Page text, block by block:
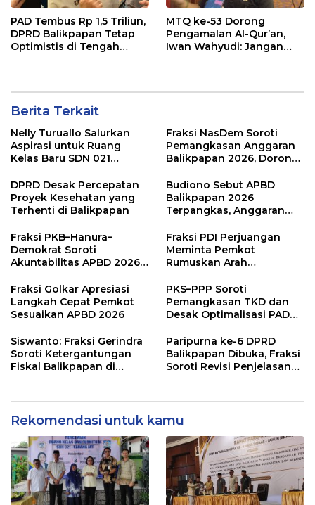
PAD Tembus Rp 1,5 Triliun,
DPRD Balikpapan Tetap
Optimistis di Tengah
MTQ ke-53 Dorong
Pengamalan Al-Qur’an,
Iwan Wahyudi: Jangan
Berita Terkait
Nelly Turuallo Salurkan
Aspirasi untuk Ruang
Kelas Baru SDN 021
Fraksi NasDem Soroti
Pemangkasan Anggaran
Balikpapan 2026, Dorong
Publik
DPRD Desak Percepatan
Proyek Kesehatan yang
Terhenti di Balikpapan
Budiono Sebut APBD
Balikpapan 2026
Terpangkas, Anggaran
Fraksi PKB–Hanura–
Demokrat Soroti
Akuntabilitas APBD 2026
Pengawasan Belanja
Modal
Fraksi PDI Perjuangan
Meminta Pemkot
Rumuskan Arah
Terukur sebagai
Penyangga IKN
Fraksi Golkar Apresiasi
Langkah Cepat Pemkot
Sesuaikan APBD 2026
PKS–PPP Soroti
Pemangkasan TKD dan
Desak Optimalisasi PAD
Balikpapan 2026
Siswanto: Fraksi Gerindra
Soroti Ketergantungan
Fiskal Balikpapan di
Paripurna ke-6 DPRD
Balikpapan Dibuka, Fraksi
Soroti Revisi Penjelasan
Rekomendasi untuk kamu